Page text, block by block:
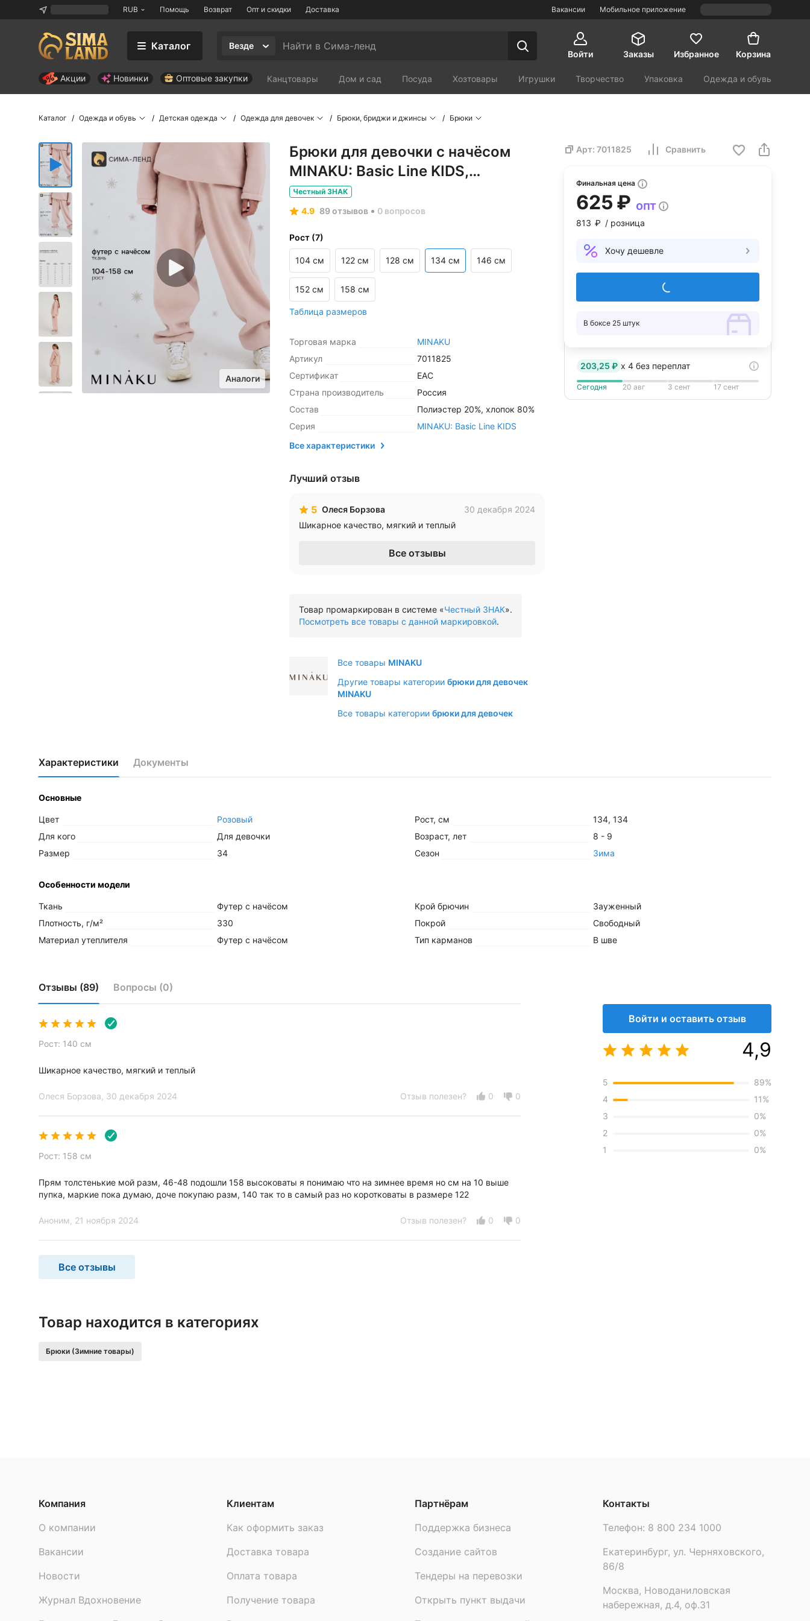
RUB Помощь Возврат Опт и скидки Доставка Мобильное приложение
Вакансии
Каталог
Везде
Войти
Заказы Избранное Корзина
Акции Новинки Оптовые закупки Канцтовары Дом и сад Посуда Хозтовары Игрушки Творчество Упаковка Одежда и обувь
Каталог Одежда и обувь Детская одежда Одежда для девочек Брюки, бриджи и джинсы Брюки
Аналоги
Брюки для девочки с начёсом
MINAKU: Basic Line KIDS,
пудровые, рост 134 см
Честный ЗНАК
4.9 89 отзывов 0 вопросов
Рост (7)
104 см 122 см 128 см 134 см 146 см
152 см 158 см
Таблица размеров
Торговая марка
MINAKU
Артикул
7011825
Сертификат
ЕАС
Страна производитель
Россия
Состав
Полиэстер 20%, хлопок 80%
Серия
MINAKU: Basic Line KIDS
Все характеристики
Лучший отзыв
5 Олеся Борзова
30 декабря 2024
Шикарное качество, мягкий и теплый
Все отзывы
Товар промаркирован в системе «Честный ЗНАК».
Посмотреть все товары с данной маркировкой.
Все товары MINAKU
Другие товары категории брюки для девочек
MINAKU
Все товары категории брюки для девочек
Арт: 7011825 Сравнить
Финальная цена
625 ₽ опт
813 ₽ / розница
Хочу дешевле
Добавить в корзину
В боксе 25 штук
203,25 ₽ x 4 без переплат
Сегодня 20 авг 3 сент 17 сент
Характеристики Документы
Основные
Цвет
Розовый
Для кого
Для девочки
Размер
34
Рост, см 134, 134
Возраст, лет
8 - 9
Сезон
Зима
Особенности модели
Ткань
Футер с начёсом
Плотность, г/м²
330
Материал утеплителя
Футер с начёсом
Декоративные элементы
Крой брючин
Зауженный
Покрой
Свободный
Тип карманов
В шве
Дополнительные
Вид упаковки
Деликатная стирка при 30 °С
отбеливать
Длина по внутреннему шву, см
Вес брутто 368 г
Упаковка и фасовка
Фасовка
Торговая марка
MINAKU
Сертификат
Отзывы (89) Вопросы (0)
Рост: 140 см
Шикарное качество, мягкий и теплый
Олеся Борзова , 30 декабря 2024 Отзыв полезен? 0 0
Рост: 158 см
Прям толстенькие мой разм, 46-48 подошли 158 высоковаты я понимаю что на зимнее время но см на 10 выше
пупка, маркие пока думаю, доче покупаю разм, 140 так то в самый раз но коротковаты в размере 122
Аноним , 21 ноября 2024 Отзыв полезен? 0 0
Все отзывы
Войти и оставить отзыв
4,9
5
4
3
2
1
89%
11%
0%
0%
0%
Товар находится в категориях
Брюки (Зимние товары)
Компания
О компании
Вакансии
Новости
Журнал Вдохновение
Клиентам
Как оформить заказ
Доставка товара
Оплата товара
Получение товара
Партнёрам
Поддержка бизнеса
Создание сайтов
Тендеры на перевозки
Открыть пункт выдачи
Контакты
Телефон: 8 800 234 1000
Екатеринбург, ул. Черняховского,
86/8
Москва, Новоданиловская
набережная, д.4, оф.31